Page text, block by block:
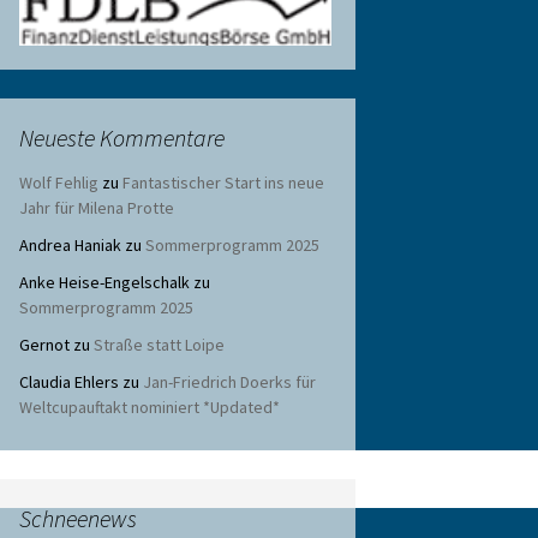
Neueste Kommentare
Wolf Fehlig zu Fantastischer Start ins neue
Jahr für Milena Protte
Andrea Haniak zu Sommerprogramm 2025
Anke Heise-Engelschalk zu
Sommerprogramm 2025
Gernot zu Straße statt Loipe
Claudia Ehlers zu Jan-Friedrich Doerks für
Weltcupauftakt nominiert *Updated*
Schneenews